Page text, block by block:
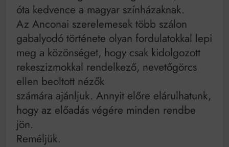
óta kedvence a magyar színházaknak.
Az Anconai szerelemesek több szálon
gabalyodó története olyan fordulatokkal lepi
meg a közönséget, hogy csak kidolgozott
rekeszizmokkal rendelkező, nevetőgörcs
ellen beoltott nézők
számára ajánljuk. Annyit előre elárulhatunk,
hogy az előadás végére minden rendbe
jön.
Reméljük.